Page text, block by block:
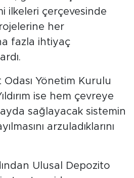
ilkeleri çerçevesinde
her
fazla ihtiyaç
Yönetim Kurulu
ise hem çevreye
sağlayacak sistemin
arzuladıklarını
Ulusal Depozito